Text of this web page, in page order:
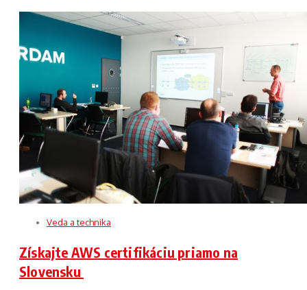
Veda a technika
Získajte AWS certifikáciu priamo na
Slovensku